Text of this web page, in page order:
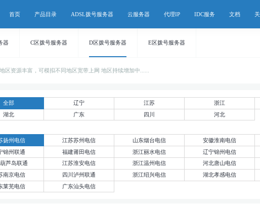
首页 产品目录 ADSL拨号服务器 云服务器 代理IP IDC服务 文档
器 C区拨号服务器 D区拨号服务器 E区拨号服务器
区资源丰富，可模拟不同地区宽带上网 地区持续增加中......
全部 辽宁 江苏 浙江
湖北
广东 四川 河北
扬州电信 江苏苏州电信 山东烟台电信 安徽淮南电信
锦州联通
福建莆田电信 浙江丽水电信 辽宁锦州电信
芦岛联通
江苏淮安电信 浙江温州电信 河北唐山电信
南京电信
四川泸州联通 浙江绍兴电信 湖北孝感电信
莱芜电信
广东汕头电信